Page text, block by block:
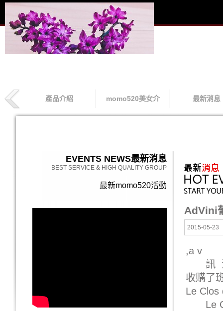
產品介紹 momo520美女介 最新消息
索取專線
EVENTS NEWS最新消息
BEST SERVICE & HIGH QUALITY GROUP
最新momo520活動
AdVini
2015-05-23
,a v
訊 法
收購了
Le Clos
Le